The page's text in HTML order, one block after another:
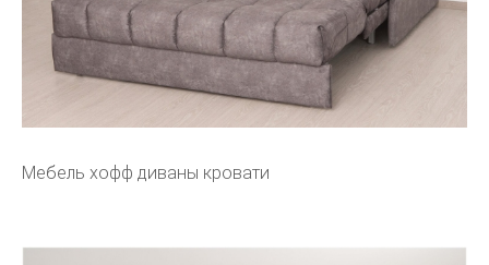
Мебель хофф диваны кровати